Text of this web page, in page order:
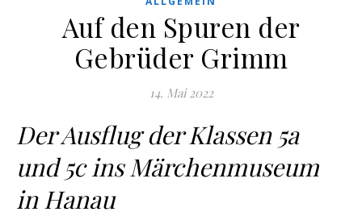
Auf den Spuren der
Gebrüder Grimm
14. Mai 2022
Der Ausflug der Klassen 5a
und 5c ins Märchenmuseum
in Hanau